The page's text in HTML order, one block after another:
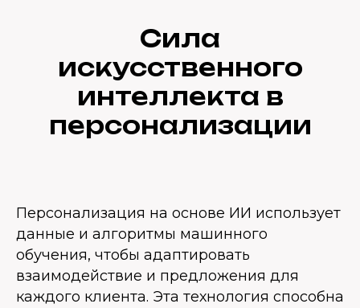
Сила
искусственного
интеллекта в
персонализации
Персонализация на основе ИИ использует
данные и алгоритмы машинного
обучения, чтобы адаптировать
взаимодействие и предложения для
каждого клиента. Эта технология способна